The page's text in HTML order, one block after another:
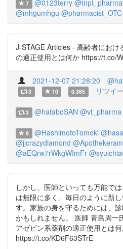
7 @0123terry
@mhgumhgu @pharmacist_OTC
J-STAGE Articles - 高齢者にお
の適正使用とは何か https://t.co/
2021-12-07 21:28:20
3 10 0.385 リツイ
3 @hataboSAN @vt_pharma
9 @HashimotoTomoki
@jjcrazydiamond
@aEQrw7rWkgWImFr
しかし、医師といっても万能で
は無限に多く、毎日のように新
す。家族の身を守るためには、
かもしれません。 医師 青島周一
アゼピン系薬剤の適正使用とは何
https://t.co/KD6F63STrE